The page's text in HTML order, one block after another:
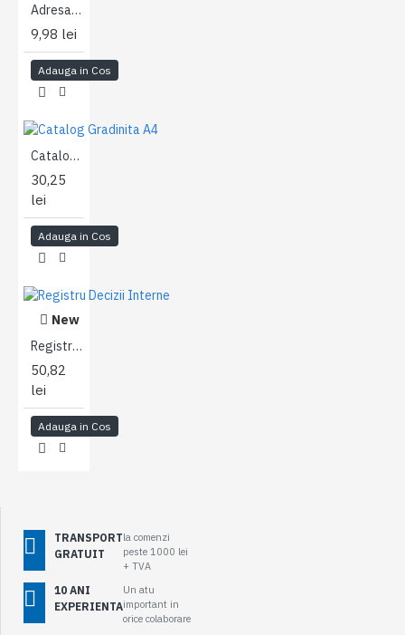
Adresa - Cerere transfer elev A4
9,98 lei
Adauga in Cos
Catalog Gradinita A4
30,25
lei
Adauga in Cos
New
Registru Decizii Interne
50,82
lei
Adauga in Cos
TRANSPORT
GRATUIT
la comenzi
peste 1000 lei
+ TVA
10 ANI
EXPERIENTA
Un atu
important in
orice colaborare